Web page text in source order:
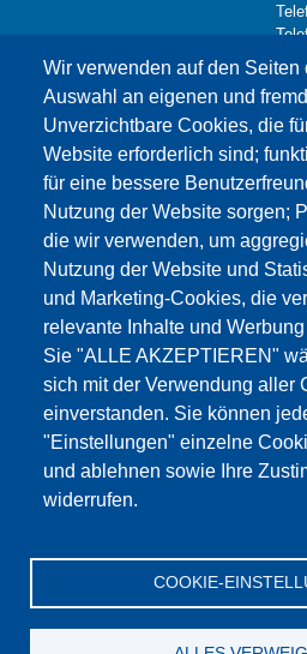
Wir verwenden auf den
Auswahl an eigenen und
Unverzichtbare Cookies, die
Website erforderlich sind;
für eine bessere
Nutzung der Website sorgen;
die wir verwenden, um
Nutzung der Website und
und Marketing-Cookies, die
relevante Inhalte und
Sie "ALLE AKZEPTIEREN"
sich mit der Verwendung aller
einverstanden. Sie können
"Einstellungen" einzelne
und ablehnen sowie Ihre
widerrufen.
COOKIE-
Dieser Inhalt ist blockiert,
Cookies nicht
NUR DIE GOOGLE
Alle Cookies